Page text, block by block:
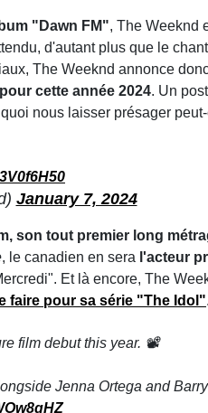
"Dawn FM", The Weeknd
d'autant plus que le
The Weeknd annonce
cette année 2024. Un
nous laisser présager
January 7, 2024
son tout premier long
, le canadien en sera l'acteur
Et là encore, The
faire pour sa série "The Idol".
film debut this year. 📽️
Jenna Ortega and